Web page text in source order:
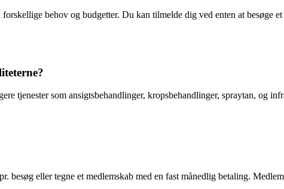
behov og budgetter. Du kan tilmelde dig ved enten at besøge
tjenester som ansigtsbehandlinger, kropsbehandlinger, spraytan, og
besøg eller tegne et medlemskab med en fast månedlig betaling.